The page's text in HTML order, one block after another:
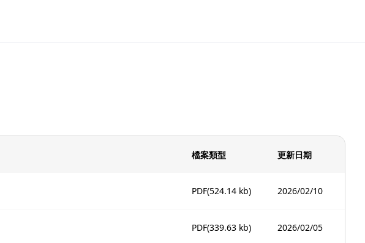
檔案類型 更新日期
PDF(524.14 kb) 2026/02/10
PDF(339.63 kb) 2026/02/05